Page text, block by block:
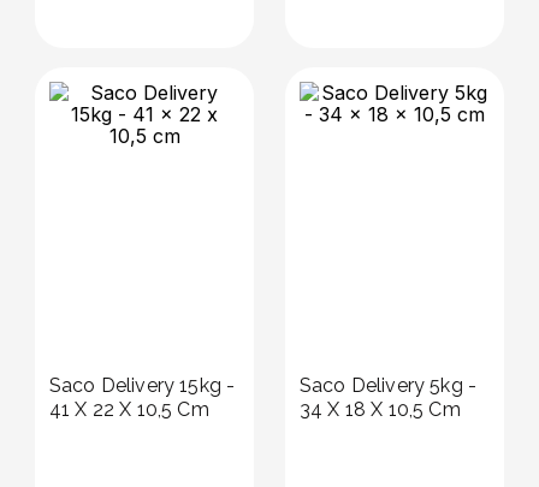
Saco Delivery 15kg -
41 X 22 X 10,5 Cm
Saco Delivery 5kg -
34 X 18 X 10,5 Cm